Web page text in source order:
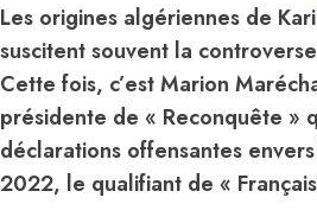
Les origines algériennes de
suscitent souvent la
Cette fois, c’est Marion
présidente de « Reconquête »
déclarations offensantes
2022, le qualifiant de «